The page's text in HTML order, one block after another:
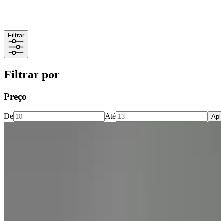
Filtrar
Filtrar por
Preço
De Até